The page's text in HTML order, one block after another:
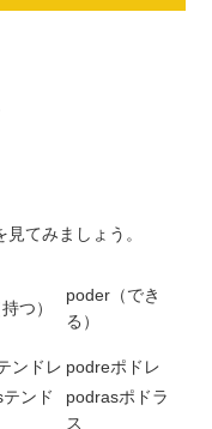
てみましょう。
つ）
poder（でき
る）
ンドレ podreポドレ
ンド
podrasポドラ
ス